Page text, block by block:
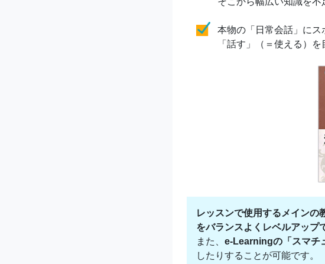
本物の「日常会話」に
「話す」（＝使える）
レッスンで使用するメインの
をバランスよくレベルアップ
また、 e-Learningの「スマチ
したりすることが可能です。